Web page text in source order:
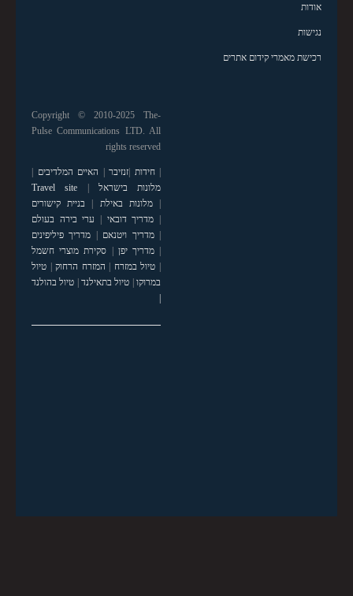
אודות
נגישות
רכישת מאמרי קידום אתרים
Copyright © 2010-2025 The-
Pulse Communications LTD. All
rights reserved
|חידות |זנזיבר | האיים המלדיבים |
מלונות בישראל |
Travel site
|מלונות באילת | בניית קישורים
| מדריך דובאי | ערי בירה בעולם
|מדריך ויטנאם | מדריך פיליפינים
|מדריך יפן | סקירת מוצרי חשמל
| טיול במזרח | המזרח הרחוק| טיול
במרוקו| טיול בתאילנד| טיול בהולנד
|